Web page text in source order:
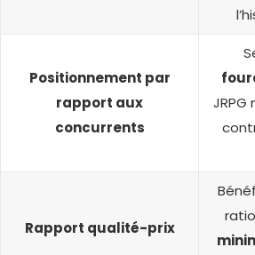
Positionnement par
rapport aux
concurrents
Rapport qualité-prix